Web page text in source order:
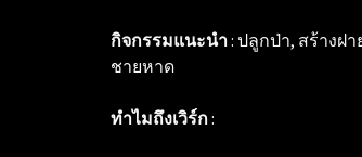
กิจกรรมแนะนำ: ปลูกป่า, สร้างฝ
ชายหาด
ทำไมถึงเวิร์ก: